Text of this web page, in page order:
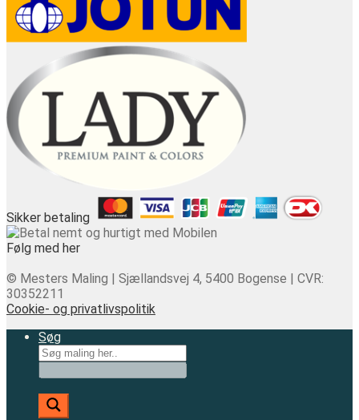
Sikker betaling
Følg med her
© Mesters Maling | Sjællandsvej 4, 5400 Bogense | CVR:
30352211
Cookie- og privatlivspolitik
Søg